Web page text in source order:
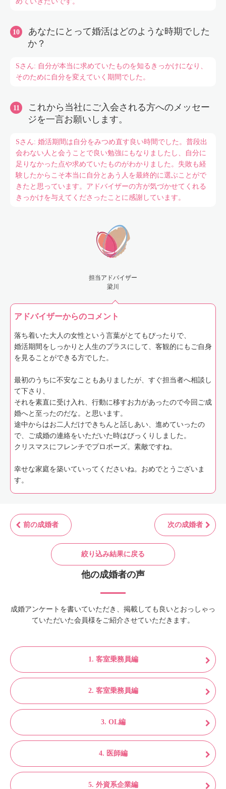
あなたにとって婚活はどのような時期でした
か？
Sさん: 自分が本当に求めていたものを知るきっかけになり、
そのために自分を変えていく期間でした。
これから当社にご入会される方へのメッセー
ジを一言お願いします。
Sさん: 婚活期間は自分をみつめ直す良い時間でした。普段出
会わない人と会うことで良い勉強にもなりましたし、自分に
足りなかった点や求めていたものがわかりました。失敗も経
験したからこそ本当に自分とあう人を最終的に選ぶことがで
きたと思っています。アドバイザーの方が気づかせてくれる
きっかけを与えてくださったことに感謝しています。
担当アドバイザー
梁川
アドバイザーからのコメント
落ち着いた大人の女性という言葉がとてもぴったりで、
婚活期間をしっかりと人生のプラスにして、客観的にもご自身
を見ることができる方でした。
最初のうちに不安なこともありましたが、すぐ担当者へ相談し
て下さり、
それを素直に受け入れ、行動に移すお力があったので今回ご成
婚へと至ったのだな。と思います。
途中からはお二人だけできちんと話しあい、進めていったの
で、ご成婚の連絡をいただいた時はびっくりしました。
クリスマスにフレンチでプロポーズ。素敵ですね。
幸せな家庭を築いていってくださいね。おめでとうございま
す。
前の成婚者 次の成婚者
絞り込み結果に戻る
他の成婚者の声
成婚アンケートを書いていただき、掲載しても良いとおっしゃっ
ていただいた会員様をご紹介させていただきます。
1. 客室乗務員編
2. 客室乗務員編
3. OL編
4. 医師編
5. 外資系企業編